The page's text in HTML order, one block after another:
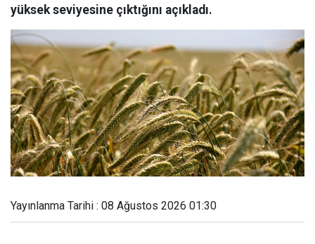
yüksek seviyesine çıktığını açıkladı.
Yayınlanma Tarihi : 08 Ağustos 2026 01:30